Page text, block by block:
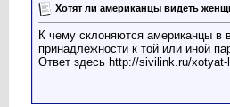
Хотят ли американцы видеть
К чему склоняются американцы в
принадлежности к той или иной
Ответ здесь http://sivilink.ru/